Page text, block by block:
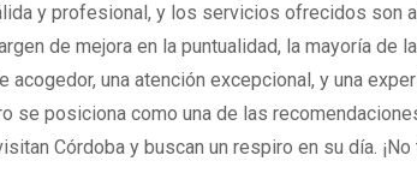
y profesional, y los servicios ofrecidos son
de mejora en la puntualidad, la mayoría de
acogedor, una atención excepcional, y una
se posiciona como una de las
Córdoba y buscan un respiro en su día.